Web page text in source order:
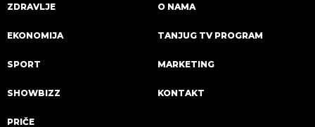
ZDRAVLJE
EKONOMIJA
SPORT
SHOWBIZZ
PRIČE
O NAMA
TANJUG TV PROGRAM
MARKETING
KONTAKT